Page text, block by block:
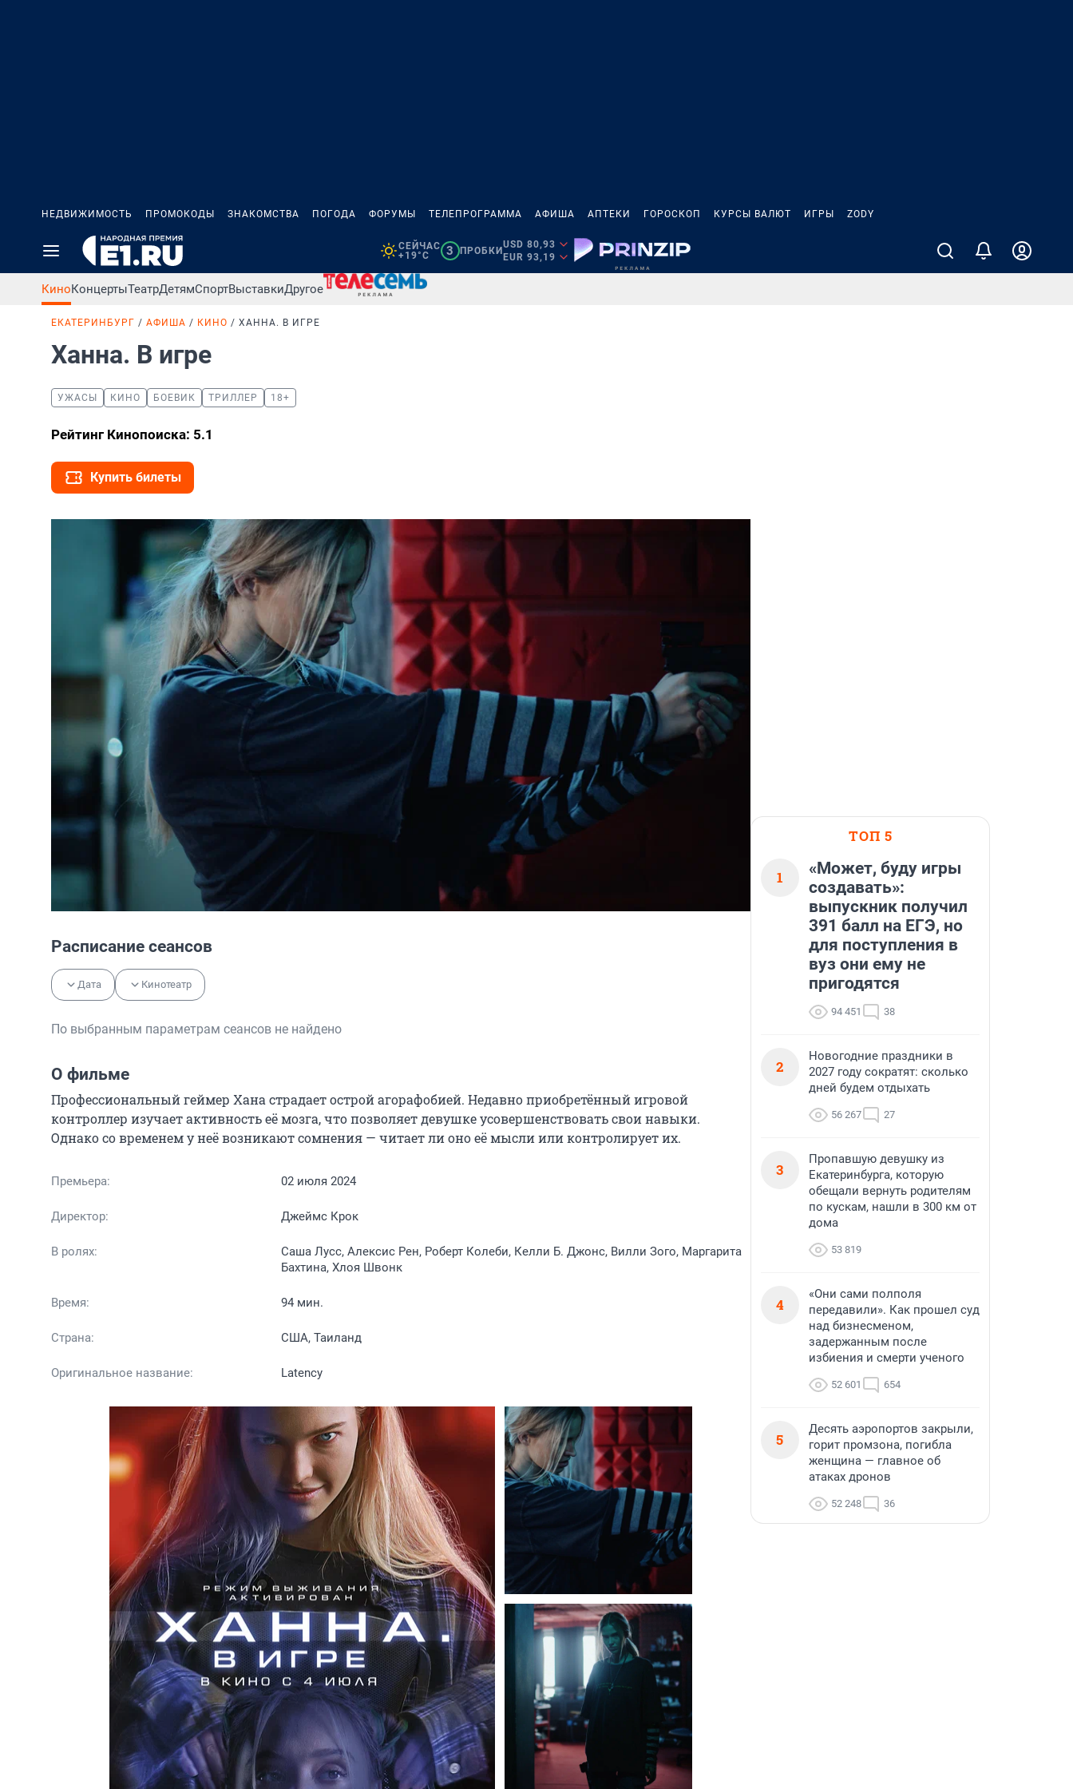
НЕДВИЖИМОСТЬ ПРОМОКОДЫ ЗНАКОМСТВА ПОГОДА ФОРУМЫ ТЕЛЕПРОГРАММА АФИША АПТЕКИ ГОРОСКОП КУРСЫ ВАЛЮТ ИГРЫ ZODY
СЕЙЧАС
+19°C
3 ПРОБКИ
USD 80,93
EUR 93,19
КиноКонцертыТеатрДетямСпортВыставкиДругое
ЕКАТЕРИНБУРГ АФИША КИНО ХАННА. В ИГРЕ
Ханна. В игре
УЖАСЫ КИНО БОЕВИК ТРИЛЛЕР 18+
Рейтинг Кинопоиска: 5.1
Купить билеты
Расписание сеансов
Дата Кинотеатр
По выбранным параметрам сеансов не найдено
О фильме
Профессиональный геймер Хана страдает острой агорафобией. Недавно приобретённый игровой
контроллер изучает активность её мозга, что позволяет девушке усовершенствовать свои навыки.
Однако со временем у неё возникают сомнения — читает ли оно её мысли или контролирует их.
Премьера: 02 июля 2024
Директор: Джеймс Крок
В ролях:
Саша Лусс, Алексис Рен, Роберт Колеби, Келли Б. Джонс, Вилли Зого, Маргарита
Бахтина, Хлоя Швонк
Время: 94 мин.
Страна: США, Таиланд
Оригинальное название: Latency
ТОП 5
1
«Может, буду игры
создавать»:
выпускник получил
391 балл на ЕГЭ, но
для поступления в
вуз они ему не
пригодятся
94 451 38
2
Новогодние праздники в
2027 году сократят: сколько
дней будем отдыхать
56 267 27
3
Пропавшую девушку из
Екатеринбурга, которую
обещали вернуть родителям
по кускам, нашли в 300 км от
дома
53 819
4
«Они сами полполя
передавили». Как прошел суд
над бизнесменом,
задержанным после
избиения и смерти ученого
52 601 654
5
Десять аэропортов закрыли,
горит промзона, погибла
женщина — главное об
атаках дронов
52 248 36